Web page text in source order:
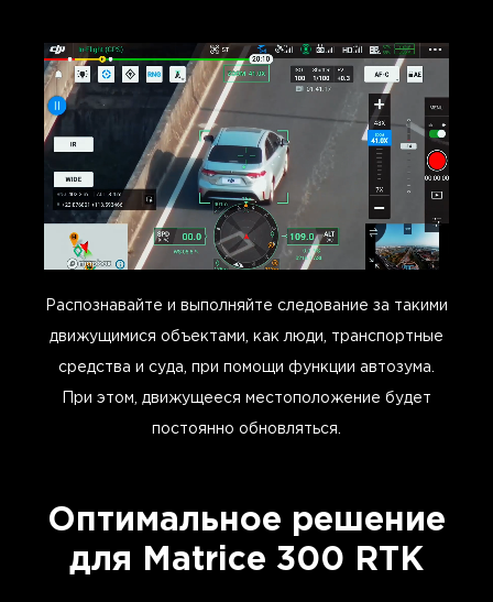
Распознавайте и выполняйте следование за такими
движущимися объектами, как люди, транспортные
средства и суда, при помощи функции автозума.
При этом, движущееся местоположение будет
постоянно обновляться.
Оптимальное решение
для Matrice 300 RTK